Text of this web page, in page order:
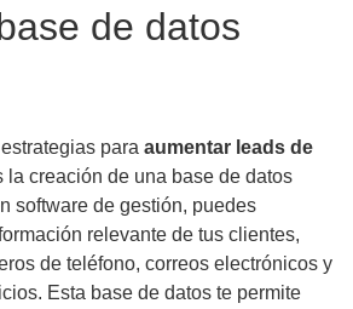
de datos
para aumentar leads de
la creación de una base de datos
software de gestión, puedes
relevante de tus clientes,
de teléfono, correos electrónicos y
Esta base de datos te permite